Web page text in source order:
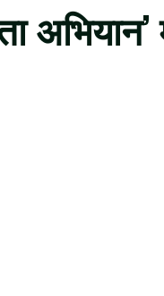
अभियान’